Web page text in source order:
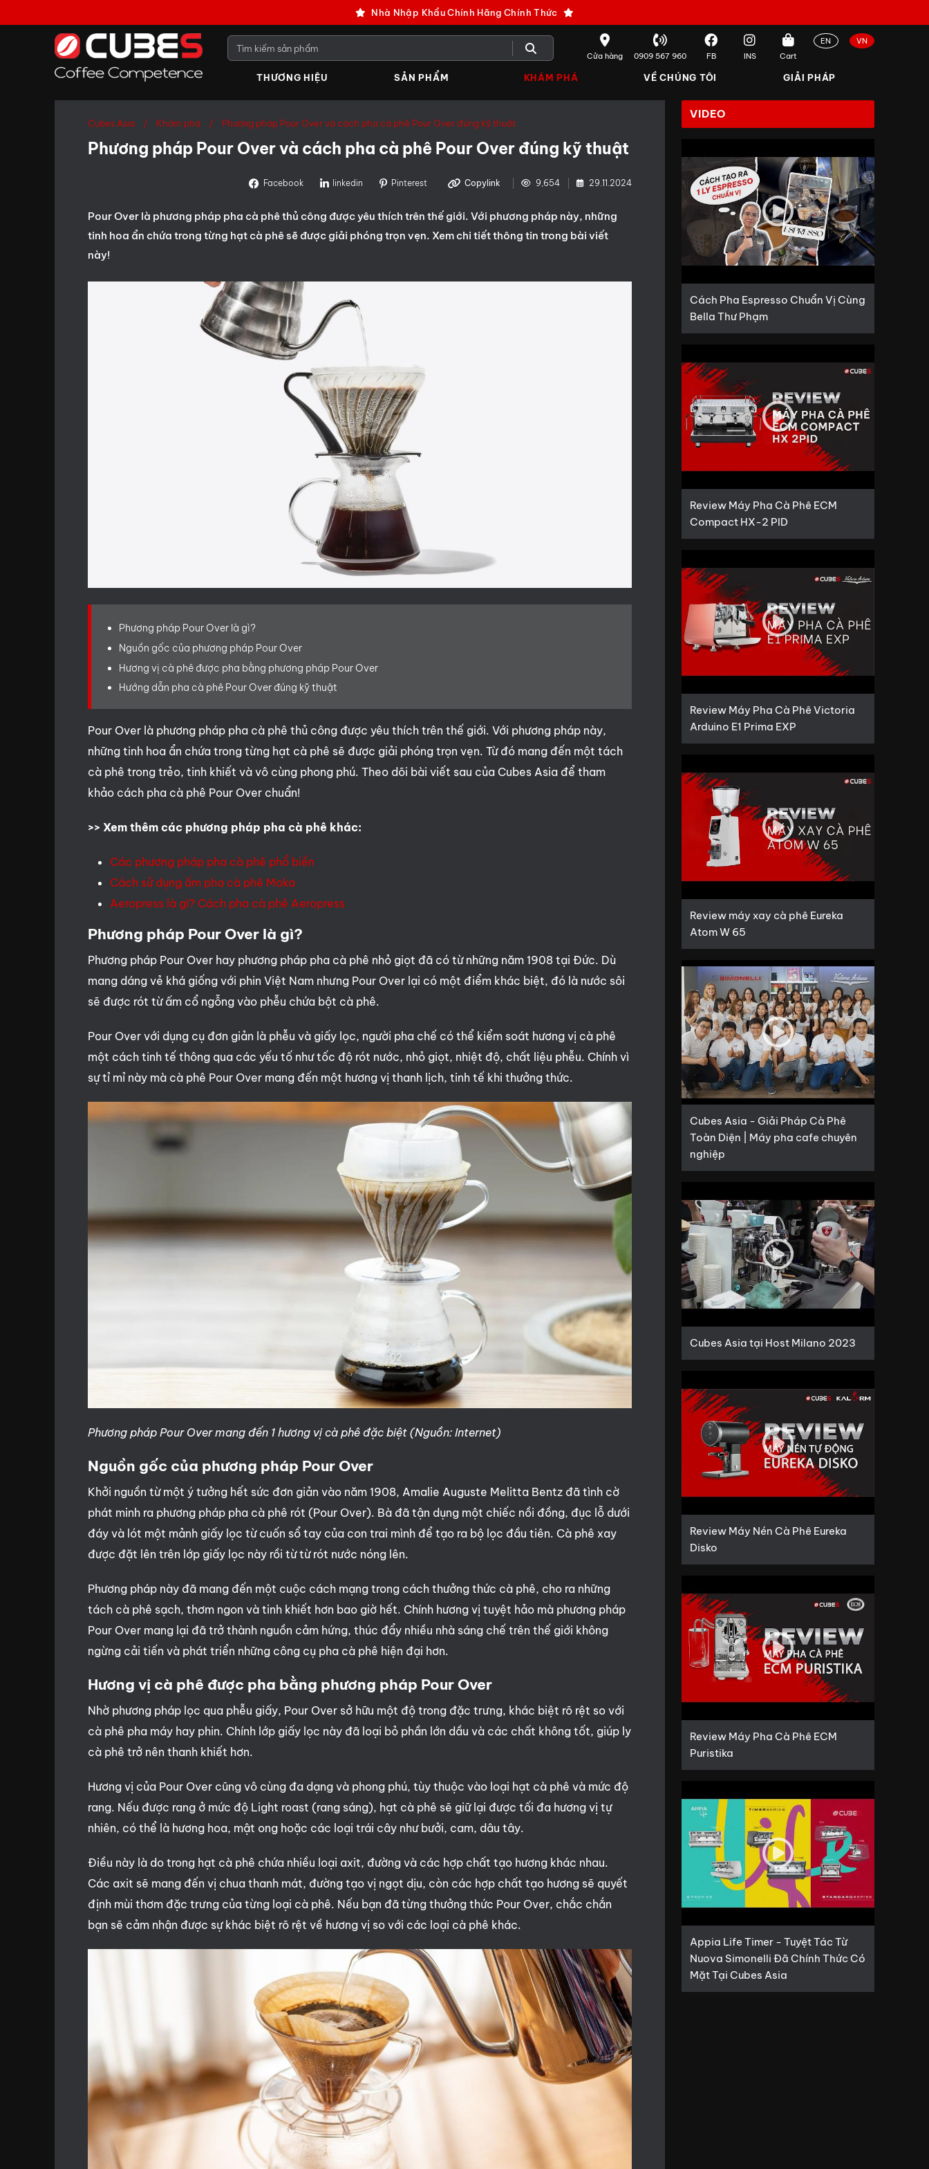
Nhà Nhập Khẩu Chính Hãng Chính Thức
Cửa hàng 0909 567 960 FB INS Cart
EN VN
THƯƠNG HIỆU SẢN PHẨM KHÁM PHÁ VỀ CHÚNG TÔI GIẢI PHÁP
Cubes Asia Khám phá Phương pháp Pour Over và cách pha cà phê Pour Over đúng kỹ thuật
Phương pháp Pour Over và cách pha cà phê Pour Over đúng kỹ thuật
Facebook linkedin Pinterest Copylink 9,654 29.11.2024
Pour Over là phương pháp pha cà phê thủ công được yêu thích trên thế giới. Với phương pháp này, những
tinh hoa ẩn chứa trong từng hạt cà phê sẽ được giải phóng trọn vẹn. Xem chi tiết thông tin trong bài viết
này!
Phương pháp Pour Over là gì?
Nguồn gốc của phương pháp Pour Over
Hương vị cà phê được pha bằng phương pháp Pour Over
Hướng dẫn pha cà phê Pour Over đúng kỹ thuật
Pour Over là phương pháp pha cà phê thủ công được yêu thích trên thế giới. Với phương pháp này,
những tinh hoa ẩn chứa trong từng hạt cà phê sẽ được giải phóng trọn vẹn. Từ đó mang đến một tách
cà phê trong trẻo, tinh khiết và vô cùng phong phú. Theo dõi bài viết sau của Cubes Asia để tham
khảo cách pha cà phê Pour Over chuẩn!
>> Xem thêm các phương pháp pha cà phê khác:
Các phương pháp pha cà phê phổ biến
Cách sử dụng ấm pha cà phê Moka
Aeropress là gì? Cách pha cà phê Aeropress
Phương pháp Pour Over là gì?
Phương pháp Pour Over hay phương pháp pha cà phê nhỏ giọt đã có từ những năm 1908 tại Đức. Dù
mang dáng vẻ khá giống với phin Việt Nam nhưng Pour Over lại có một điểm khác biệt, đó là nước sôi
sẽ được rót từ ấm cổ ngỗng vào phễu chứa bột cà phê.
Pour Over với dụng cụ đơn giản là phễu và giấy lọc, người pha chế có thể kiểm soát hương vị cà phê
một cách tinh tế thông qua các yếu tố như tốc độ rót nước, nhỏ giọt, nhiệt độ, chất liệu phễu. Chính vì
sự tỉ mỉ này mà cà phê Pour Over mang đến một hương vị thanh lịch, tinh tế khi thưởng thức.
Phương pháp Pour Over mang đến 1 hương vị cà phê đặc biệt (Nguồn: Internet)
Nguồn gốc của phương pháp Pour Over
Khởi nguồn từ một ý tưởng hết sức đơn giản vào năm 1908, Amalie Auguste Melitta Bentz đã tình cờ
phát minh ra phương pháp pha cà phê rót (Pour Over). Bà đã tận dụng một chiếc nồi đồng, đục lỗ dưới
đáy và lót một mảnh giấy lọc từ cuốn sổ tay của con trai mình để tạo ra bộ lọc đầu tiên. Cà phê xay
được đặt lên trên lớp giấy lọc này rồi từ từ rót nước nóng lên.
Phương pháp này đã mang đến một cuộc cách mạng trong cách thưởng thức cà phê, cho ra những
tách cà phê sạch, thơm ngon và tinh khiết hơn bao giờ hết. Chính hương vị tuyệt hảo mà phương pháp
Pour Over mang lại đã trở thành nguồn cảm hứng, thúc đẩy nhiều nhà sáng chế trên thế giới không
ngừng cải tiến và phát triển những công cụ pha cà phê hiện đại hơn.
Hương vị cà phê được pha bằng phương pháp Pour Over
Nhờ phương pháp lọc qua phễu giấy, Pour Over sở hữu một độ trong đặc trưng, khác biệt rõ rệt so với
cà phê pha máy hay phin. Chính lớp giấy lọc này đã loại bỏ phần lớn dầu và các chất không tốt, giúp ly
cà phê trở nên thanh khiết hơn.
Hương vị của Pour Over cũng vô cùng đa dạng và phong phú, tùy thuộc vào loại hạt cà phê và mức độ
rang. Nếu được rang ở mức độ Light roast (rang sáng), hạt cà phê sẽ giữ lại được tối đa hương vị tự
nhiên, có thể là hương hoa, mật ong hoặc các loại trái cây như bưởi, cam, dâu tây.
Điều này là do trong hạt cà phê chứa nhiều loại axit, đường và các hợp chất tạo hương khác nhau.
Các axit sẽ mang đến vị chua thanh mát, đường tạo vị ngọt dịu, còn các hợp chất tạo hương sẽ quyết
định mùi thơm đặc trưng của từng loại cà phê. Nếu bạn đã từng thưởng thức Pour Over, chắc chắn
bạn sẽ cảm nhận được sự khác biệt rõ rệt về hương vị so với các loại cà phê khác.
VIDEO
Cách Pha Espresso Chuẩn Vị Cùng
Bella Thư Phạm
Review Máy Pha Cà Phê ECM
Compact HX-2 PID
Review Máy Pha Cà Phê Victoria
Arduino E1 Prima EXP
Review máy xay cà phê Eureka
Atom W 65
Cubes Asia - Giải Pháp Cà Phê
Toàn Diện | Máy pha cafe chuyên
nghiệp
Cubes Asia tại Host Milano 2023
Review Máy Nén Cà Phê Eureka
Disko
Review Máy Pha Cà Phê ECM
Puristika
Appia Life Timer - Tuyệt Tác Từ
Nuova Simonelli Đã Chính Thức Có
Mặt Tại Cubes Asia